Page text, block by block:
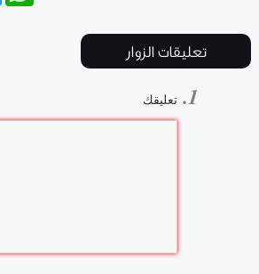
تعليقات الزوار
تعليقك